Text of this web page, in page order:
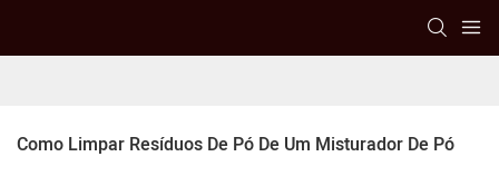
Como Limpar Resíduos De Pó De Um Misturador De Pó